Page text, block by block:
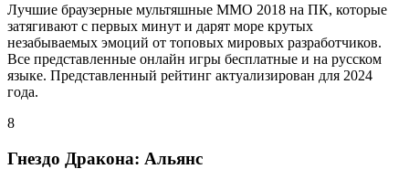
Лучшие браузерные мультяшные MMO 2018 на ПК, которые
затягивают с первых минут и дарят море крутых
незабываемых эмоций от топовых мировых разработчиков.
Все представленные онлайн игры бесплатные и на русском
языке. Представленный рейтинг актуализирован для 2024
года.
8
Гнездо Дракона: Альянс